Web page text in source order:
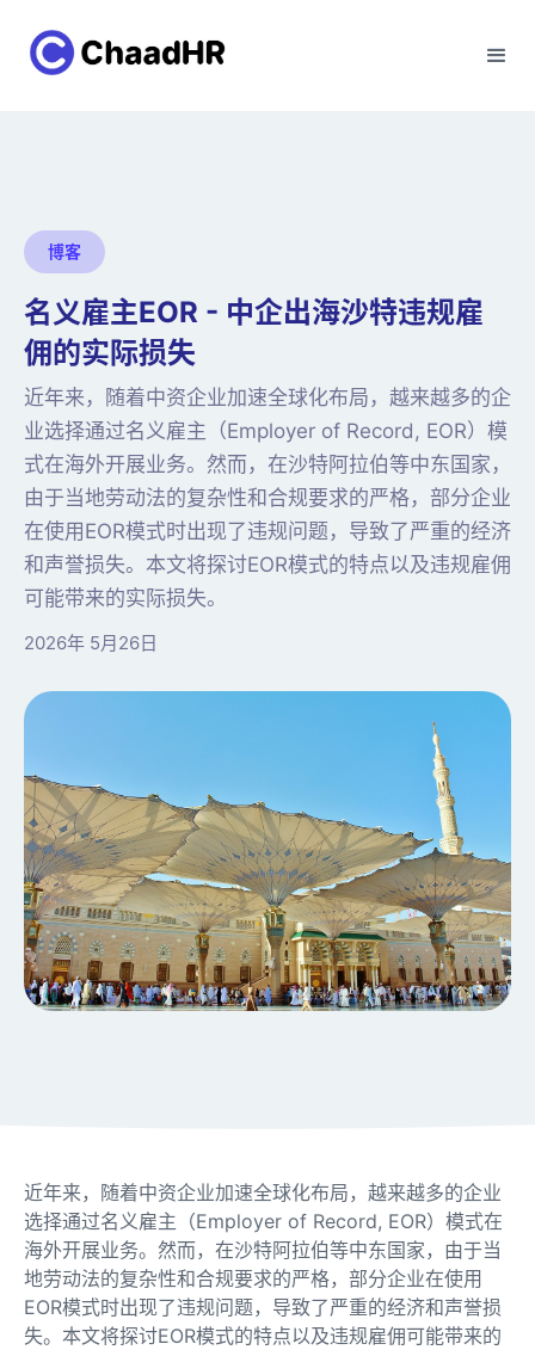
博客
名义雇主EOR - 中企出海沙特违规雇
佣的实际损失
近年来，随着中资企业加速全球化布局，越来越多的企
业选择通过名义雇主（Employer of Record, EOR）模
式在海外开展业务。然而，在沙特阿拉伯等中东国家，
由于当地劳动法的复杂性和合规要求的严格，部分企业
在使用EOR模式时出现了违规问题，导致了严重的经济
和声誉损失。本文将探讨EOR模式的特点以及违规雇佣
可能带来的实际损失。
2026年 5月26日
近年来，随着中资企业加速全球化布局，越来越多的企业
选择通过名义雇主（Employer of Record, EOR）模式在
海外开展业务。然而，在沙特阿拉伯等中东国家，由于当
地劳动法的复杂性和合规要求的严格，部分企业在使用
EOR模式时出现了违规问题，导致了严重的经济和声誉损
失。本文将探讨EOR模式的特点以及违规雇佣可能带来的